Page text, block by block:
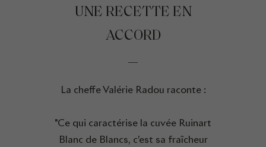
UNE RECETTE EN
ACCORD
La cheffe Valérie Radou raconte :
"Ce qui caractérise la cuvée Ruinart
Blanc de Blancs, c’est sa fraîcheur